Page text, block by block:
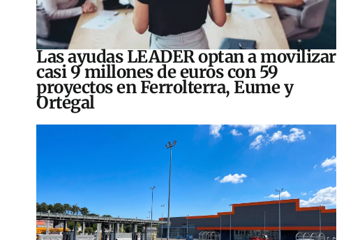
Las ayudas LEADER optan a movilizar
casi 9 millones de euros con 59
proyectos en Ferrolterra, Eume y
Ortegal